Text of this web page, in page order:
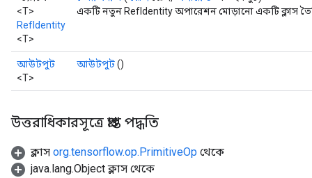
<T>
RefIdentity
<T>
একটি নতুন RefIdentity অপারেশন মোড়ানো একটি ক্লাস
আউটপুট
<T>
আউটপুট()
উত্তরাধিকারসূত্রে প্রাপ্ত পদ্ধতি
ক্লাস org.tensorflow.op.PrimitiveOp থেকে
java.lang.Object ক্লাস থেকে